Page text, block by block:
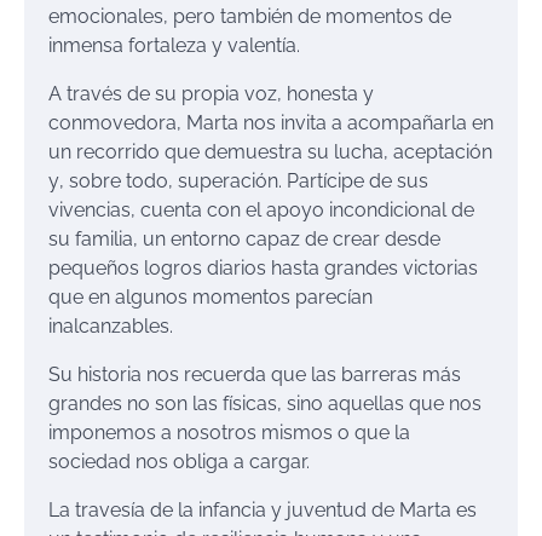
emocionales, pero también de momentos de
inmensa fortaleza y valentía.
A través de su propia voz, honesta y
conmovedora, Marta nos invita a acompañarla en
un recorrido que demuestra su lucha, aceptación
y, sobre todo, superación. Partícipe de sus
vivencias, cuenta con el apoyo incondicional de
su familia, un entorno capaz de crear desde
pequeños logros diarios hasta grandes victorias
que en algunos momentos parecían
inalcanzables.
Su historia nos recuerda que las barreras más
grandes no son las físicas, sino aquellas que nos
imponemos a nosotros mismos o que la
sociedad nos obliga a cargar.
La travesía de la infancia y juventud de Marta es